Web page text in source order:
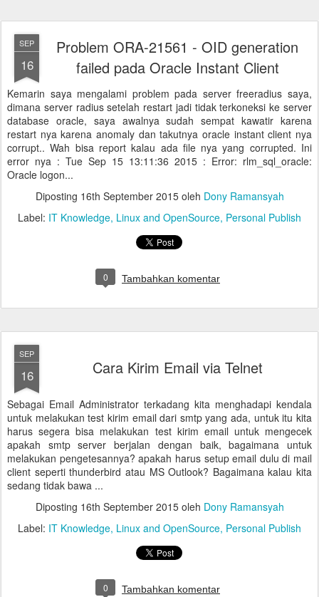
SEP
16
Problem ORA-21561 - OID generation
failed pada Oracle Instant Client
Kemarin saya mengalami problem pada server freeradius saya,
dimana server radius setelah restart jadi tidak terkoneksi ke server
database oracle, saya awalnya sudah sempat kawatir karena
restart nya karena anomaly dan takutnya oracle instant client nya
corrupt.. Wah bisa report kalau ada file nya yang corrupted. Ini
error nya : Tue Sep 15 13:11:36 2015 : Error: rlm_sql_oracle:
Oracle logon...
Diposting 16th September 2015oleh Dony Ramansyah
Label: IT Knowledge Linux and OpenSource Personal Publish
0 Tambahkan komentar
SEP
16 Cara Kirim Email via Telnet
Sebagai Email Administrator terkadang kita menghadapi kendala
untuk melakukan test kirim email dari smtp yang ada, untuk itu kita
harus segera bisa melakukan test kirim email untuk mengecek
apakah smtp server berjalan dengan baik, bagaimana untuk
melakukan pengetesannya? apakah harus setup email dulu di mail
client seperti thunderbird atau MS Outlook? Bagaimana kalau kita
sedang tidak bawa ...
Diposting 16th September 2015oleh Dony Ramansyah
Label: IT Knowledge Linux and OpenSource Personal Publish
0 Tambahkan komentar